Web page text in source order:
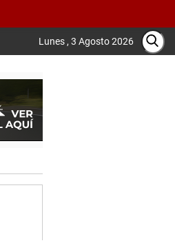
Lunes , 3 Agosto 2026